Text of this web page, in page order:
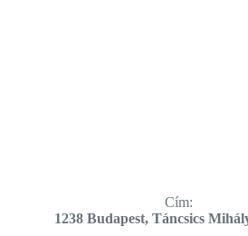
Cím:
​1238 Budapest, Táncsics